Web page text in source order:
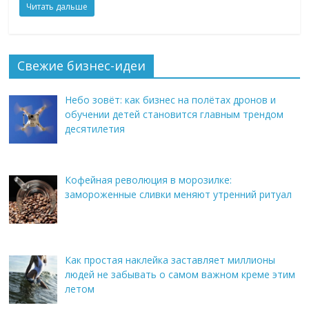
Читать дальше
Свежие бизнес-идеи
Небо зовёт: как бизнес на полётах дронов и
обучении детей становится главным трендом
десятилетия
Кофейная революция в морозилке:
замороженные сливки меняют утренний ритуал
Как простая наклейка заставляет миллионы
людей не забывать о самом важном креме этим
летом